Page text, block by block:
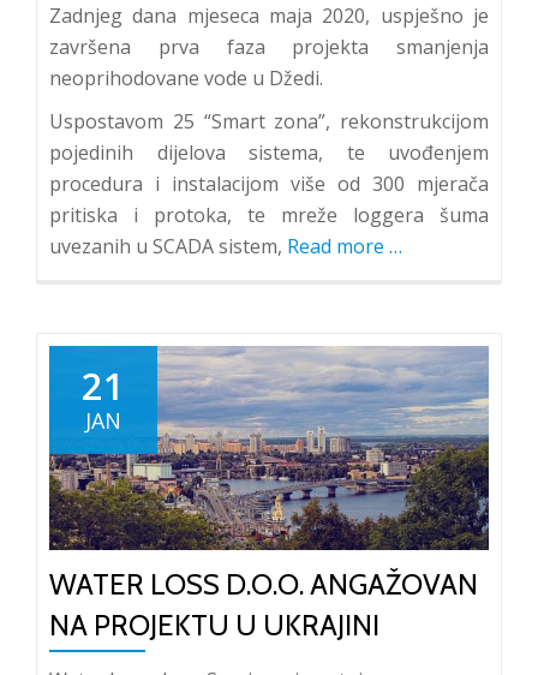
Zadnjeg dana mjeseca maja 2020, uspješno je
završena prva faza projekta smanjenja
neoprihodovane vode u Džedi.
Uspostavom 25 “Smart zona”, rekonstrukcijom
pojedinih dijelova sistema, te uvođenjem
procedura i instalacijom više od 300 mjerača
pritiska i protoka, te mreže loggera šuma
uvezanih u SCADA sistem, Read more about
prva
faza
projekta
smanjenja
neoprihodovane
vode
u
Džedi
(Saudijska
…
21
JAN
WATER LOSS D.O.O. ANGAŽOVAN
NA PROJEKTU U UKRAJINI